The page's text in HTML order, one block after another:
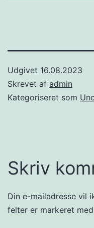
Udgivet 16.08.2023
Skrevet af admin
Kategoriseret som
Skriv
Din e-mailadresse vil
felter er markeret med